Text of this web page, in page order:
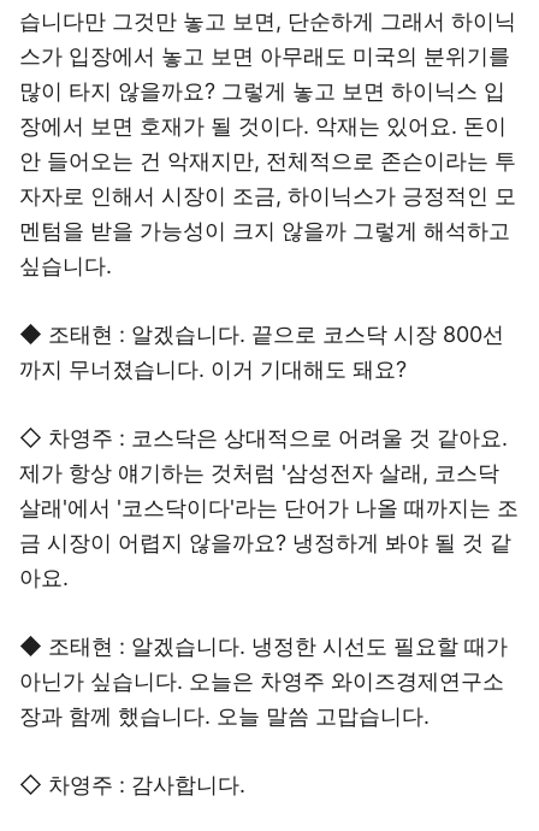
습니다만 그것만 놓고 보면, 단순하게 그래서 하이닉
스가 입장에서 놓고 보면 아무래도 미국의 분위기를
많이 타지 않을까요? 그렇게 놓고 보면 하이닉스 입
장에서 보면 호재가 될 것이다. 악재는 있어요. 돈이
안 들어오는 건 악재지만, 전체적으로 존슨이라는 투
자자로 인해서 시장이 조금, 하이닉스가 긍정적인 모
멘텀을 받을 가능성이 크지 않을까 그렇게 해석하고
싶습니다.
◆ 조태현 : 알겠습니다. 끝으로 코스닥 시장 800선
까지 무너졌습니다. 이거 기대해도 돼요?
◇ 차영주 : 코스닥은 상대적으로 어려울 것 같아요.
제가 항상 얘기하는 것처럼 '삼성전자 살래, 코스닥
살래'에서 '코스닥이다'라는 단어가 나올 때까지는 조
금 시장이 어렵지 않을까요? 냉정하게 봐야 될 것 같
아요.
◆ 조태현 : 알겠습니다. 냉정한 시선도 필요할 때가
아닌가 싶습니다. 오늘은 차영주 와이즈경제연구소
장과 함께 했습니다. 오늘 말씀 고맙습니다.
◇ 차영주 : 감사합니다.